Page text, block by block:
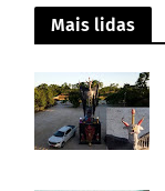
Mais lidas